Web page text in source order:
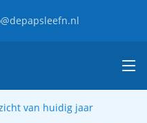
van huidig jaar